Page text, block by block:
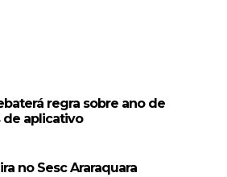
regra sobre ano de
de aplicativo
no Sesc Araraquara